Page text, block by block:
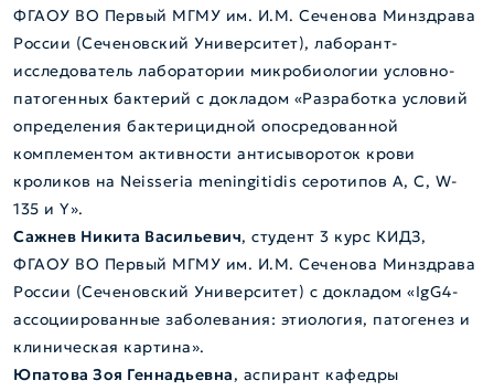
ФГАОУ ВО Первый МГМУ им. И.М. Сеченова Минздрава
России (Сеченовский Университет), лаборант-
исследователь лаборатории микробиологии условно-
патогенных бактерий с докладом «Разработка условий
определения бактерицидной опосредованной
комплементом активности антисывороток крови
кроликов на Neisseria meningitidis серотипов А, С, W-
135 и Y».
Сажнев Никита Васильевич, студент 3 курс КИДЗ,
ФГАОУ ВО Первый МГМУ им. И.М. Сеченова Минздрава
России (Сеченовский Университет) с докладом «IgG4-
ассоциированные заболевания: этиология, патогенез и
клиническая картина».
Юпатова Зоя Геннадьевна, аспирант кафедры